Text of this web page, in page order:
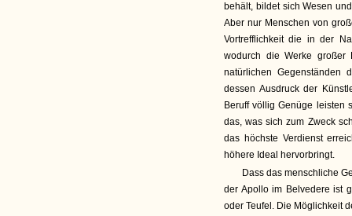
behält, bildet sich Wesen
Aber nur Menschen von
Vortrefflichkeit die in der
wodurch die Werke
natürlichen Gegenständen
dessen Ausdruck der
Beruff völlig Genüge leisten
das, was sich zum Zweck
das höchste Verdienst
höhere Ideal hervorbringt.
Dass das menschliche
der Apollo im Belvedere ist
oder Teufel. Die Möglichkeit